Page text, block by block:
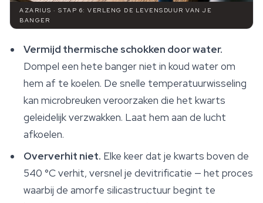
AZARIUS · STAP 6: VERLENG DE LEVENSDUUR VAN JE
BANGER
Vermijd thermische schokken door water.
Dompel een hete banger niet in koud water om
hem af te koelen. De snelle temperatuurwisseling
kan microbreuken veroorzaken die het kwarts
geleidelijk verzwakken. Laat hem aan de lucht
afkoelen.
Oververhit niet. Elke keer dat je kwarts boven de
540 °C verhit, versnel je devitrificatie — het proces
waarbij de amorfe silicastructuur begint te